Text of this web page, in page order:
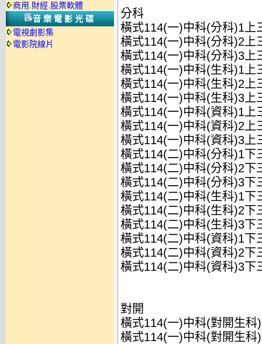
商用.財經.股票軟體
音樂電影光碟
電視劇影集
電影院線片
分科
橫式114(一)中科(分科)1上
橫式114(一)中科(分科)2上
橫式114(一)中科(分科)3上
橫式114(一)中科(生科)1上
橫式114(一)中科(生科)2上
橫式114(一)中科(生科)3上
橫式114(一)中科(資科)1上
橫式114(一)中科(資科)2上
橫式114(一)中科(資科)3上
橫式114(二)中科(分科)1下
橫式114(二)中科(分科)2下
橫式114(二)中科(分科)3下
橫式114(二)中科(生科)1下
橫式114(二)中科(生科)2下
橫式114(二)中科(生科)3下
橫式114(二)中科(資科)1下
橫式114(二)中科(資科)2下
橫式114(二)中科(資科)3下
對開
橫式114(一)中科(對開生
橫式114(一)中科(對開生